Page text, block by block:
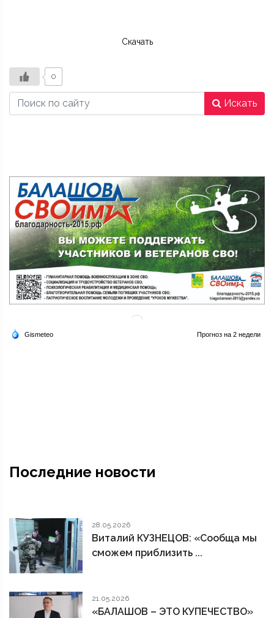
Скачать
0
Искать
Последние новости
28.05.2026
Виталий КУЗНЕЦОВ: «Сообща мы
сможем приблизить ...
21.05.2026
«БАЛАШОВ – ЭТО КУПЕЧЕСТВО»